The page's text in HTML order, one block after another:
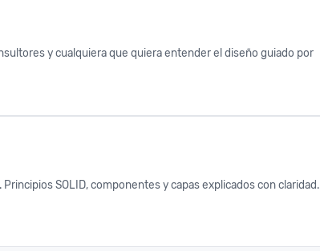
y cualquiera que quiera entender el diseño guiado por
SOLID, componentes y capas explicados con claridad.